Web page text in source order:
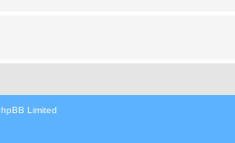
Limited